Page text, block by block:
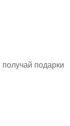
подарки